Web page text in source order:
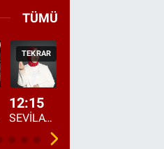
TÜMÜ
TEKRAR
12:15
SEVİLAY SUNGUR İLE ELİMİN BEREKETİ